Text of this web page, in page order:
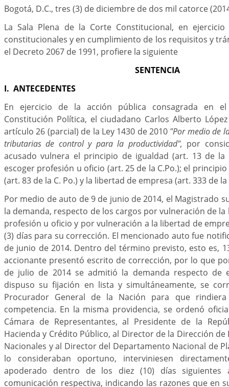
Bogotá, D.C., tres (3) de diciembre de dos mil catorce
La Sala Plena de la Corte Constitucional, en
constitucionales y en cumplimiento de los requisitos y
el Decreto 2067 de 1991, profiere la siguiente
SENTENCIA
I. ANTECEDENTES
En ejercicio de la acción pública consagrada en
Constitución Política, el ciudadano Carlos Alberto
artículo 26 (parcial) de la Ley 1430 de 2010 "Por medio de
tributarias de control y para la productividad", por
acusado vulnera el principio de igualdad (art. 13 de la
escoger profesión u oficio (art. 25 de la C.Po.); el
(art. 83 de la C. Po.) y la libertad de empresa (art. 333 de la
Por medio de auto de 9 de junio de 2014, el Magistrado
la demanda, respecto de los cargos por vulneración de
profesión u oficio y por vulneración a la libertad de
(3) días para su corrección. El mencionado auto fue
de junio de 2014. Dentro del término previsto, esto es,
accionante presentó escrito de corrección, por lo que
de julio de 2014 se admitió la demanda respecto de
dispuso su fijación en lista y simultáneamente, se
Procurador General de la Nación para que
competencia. En la misma providencia, se ordenó
Cámara de Representantes, al Presidente de la
Hacienda y Crédito Público, al Director de la Dirección
Nacionales y al Director del Departamento Nacional de
lo consideraban oportuno, interviniesen
apoderado dentro de los diez (10) días
comunicación respectiva, indicando las razones que en